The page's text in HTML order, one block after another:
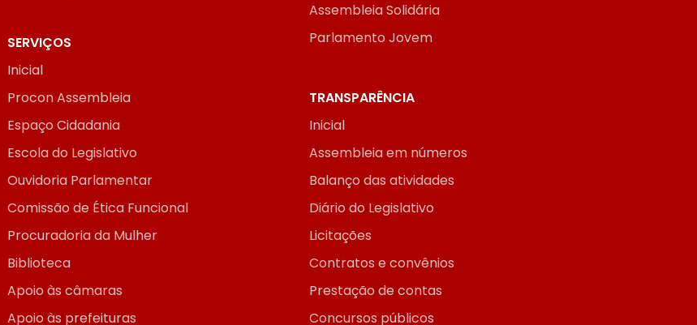
Assembleia Solidária
Parlamento Jovem
SERVIÇOS
Inicial
Procon Assembleia
Espaço Cidadania
Escola do Legislativo
Ouvidoria Parlamentar
Comissão de Ética Funcional
Procuradoria da Mulher
Biblioteca
Apoio às câmaras
Apoio às prefeituras
TRANSPARÊNCIA
Inicial
Assembleia em números
Balanço das atividades
Diário do Legislativo
Licitações
Contratos e convênios
Prestação de contas
Concursos públicos